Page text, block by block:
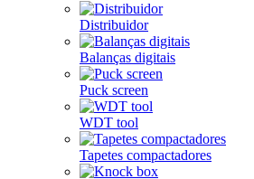
Distribuidor
Balanças digitais
Puck screen
WDT tool
Tapetes compactadores